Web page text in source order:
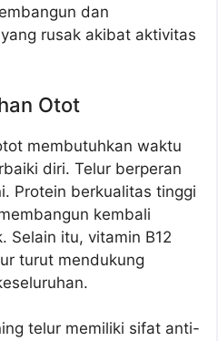
dan
rusak akibat aktivitas
Otot
membutuhkan waktu
diri. Telur berperan
Protein berkualitas tinggi
kembali
Selain itu, vitamin B12
turut mendukung
telur memiliki sifat anti-